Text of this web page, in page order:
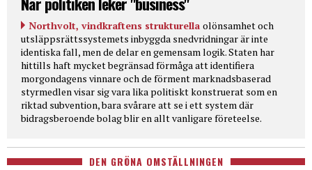
Northvolt, vindkraftens strukturella olönsamhet och
utsläppsrättssystemets inbyggda snedvridningar är inte
identiska fall, men de delar en gemensam logik. Staten har
hittills haft mycket begränsad förmåga att identifiera
morgondagens vinnare och de förment marknadsbaserad
styrmedlen visar sig vara lika politiskt konstruerat som en
riktad subvention, bara svårare att se i ett system där
bidragsberoende bolag blir en allt vanligare företeelse.
DEN GRÖNA OMSTÄLLNINGEN